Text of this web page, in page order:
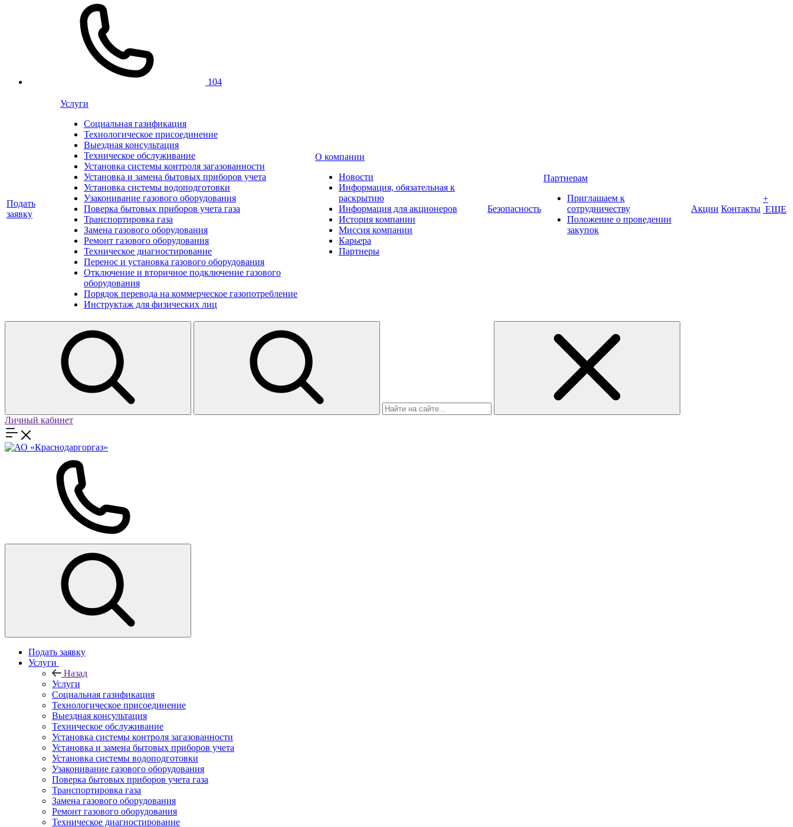
104
Подать
заявку
Услуги
Социальная газификация
Технологическое присоединение
Выездная консультация
Техническое обслуживание
Установка системы контроля загазованности
Установка и замена бытовых приборов учета
Установка системы водоподготовки
Узаконивание газового оборудования
Поверка бытовых приборов учета газа
Транспортировка газа
Замена газового оборудования
Ремонт газового оборудования
Техническое диагностирование
Перенос и установка газового оборудования
Отключение и вторичное подключение газового
оборудования
Порядок перевода на коммерческое газопотребление
Инструктаж для физических лиц
О компании
Новости
Информация, обязательная к
раскрытию
Информация для акционеров
История компании
Миссия компании
Карьера
Партнеры
Безопасность
Партнерам
Приглашаем к
сотрудничеству
Положение о проведении
закупок
Акции Контакты
+
ЕЩЕ
Личный кабинет
Подать заявку
Услуги
Назад
Услуги
Социальная газификация
Технологическое присоединение
Выездная консультация
Техническое обслуживание
Установка системы контроля загазованности
Установка и замена бытовых приборов учета
Установка системы водоподготовки
Узаконивание газового оборудования
Поверка бытовых приборов учета газа
Транспортировка газа
Замена газового оборудования
Ремонт газового оборудования
Техническое диагностирование